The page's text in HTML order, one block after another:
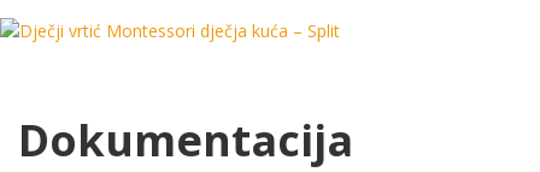
Dokumentacija